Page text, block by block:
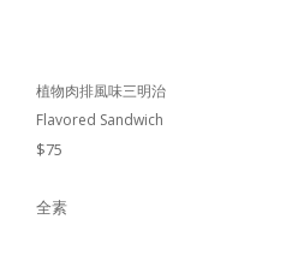
植物肉排風味三明治
Flavored Sandwich
$75
全素